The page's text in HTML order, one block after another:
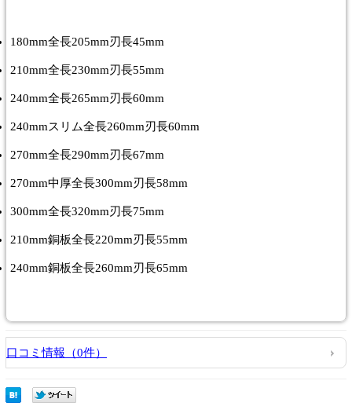
180mm全長205mm刃長45mm
210mm全長230mm刃長55mm
240mm全長265mm刃長60mm
240mmスリム全長260mm刃長60mm
270mm全長290mm刃長67mm
270mm中厚全長300mm刃長58mm
300mm全長320mm刃長75mm
210mm銅板全長220mm刃長55mm
240mm銅板全長260mm刃長65mm
口コミ情報（0件）